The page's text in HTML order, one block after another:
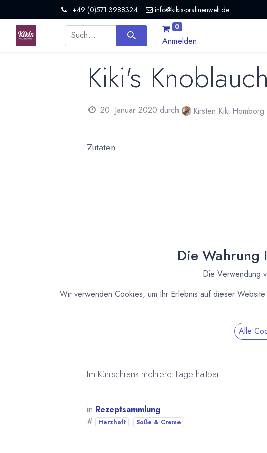
+49 (0)571 3988324 info@kikis-pralinenwelt.de
0
Anmelden
Kiki's
20. Januar 2020 durch Kirsten Kiki Homborg
Zutaten
Salz, Pfeffer, Thymian, Schnittlauch
Koblauchzehen , Olivenöl und die Gewürze mit
Im Kühlschrank mehrere Tage haltbar.
in Rezeptsammlung
#
Herzhaft Soße & Creme
Die
Die Verwendung
Wir verwenden Cookies, um Ihr Erlebnis auf dieser
Alle